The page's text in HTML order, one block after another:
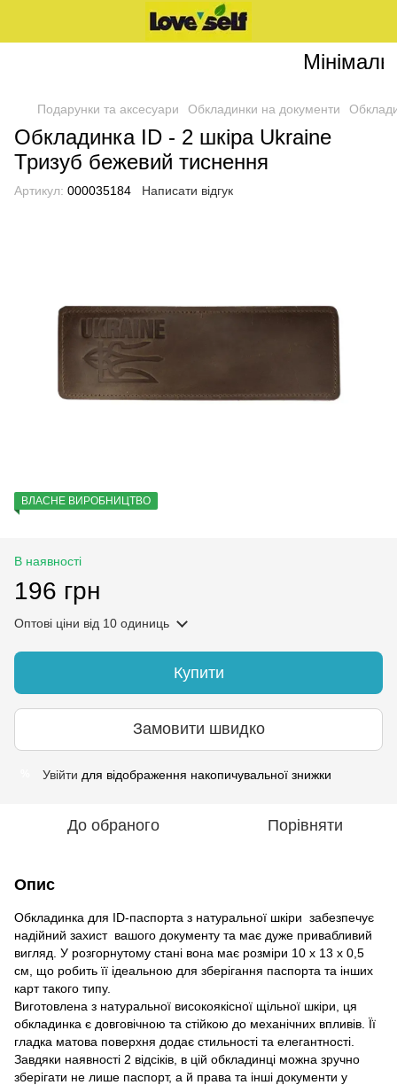
Подарунки та аксесуари Обкладинки на документи
Обкладинка ID - 2 шкіра Ukraine
Тризуб бежевий тиснення
Артикул: 000035184 Написати відгук
ВЛАСНЕ ВИРОБНИЦТВО
В наявності
196 грн
Оптові ціни від 10 одиниць
Купити
Замовити швидко
Увійти для відображення накопичувальної знижки
До обраного Порівняти
Опис
Обкладинка для ID-паспорта з натуральної шкіри забезпечує
надійний захист вашого документу та має дуже привабливий
вигляд. У розгорнутому стані вона має розміри 10 х 13 х 0,5
см, що робить її ідеальною для зберігання паспорта та інших
карт такого типу.
Виготовлена з натуральної високоякісної щільної шкіри, ця
обкладинка є довговічною та стійкою до механічних впливів. Її
гладка матова поверхня додає стильності та елегантності.
Завдяки наявності 2 відсіків, в цій обкладинці можна зручно
зберігати не лише паспорт, а й права та інші документи у